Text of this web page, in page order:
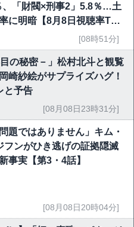
、「財閥×刑事2」5.8％…土
に明暗【8月8日視聴率TO
[08時51分]
目の秘密－」松村北斗と観覧
崎紗絵がサプライズハグ！
と予告
[08月08日23時31分]
題ではありません」キム・
フンがひき逃げの証拠隠滅
事実【第3・4話】
[08月08日20時04分]